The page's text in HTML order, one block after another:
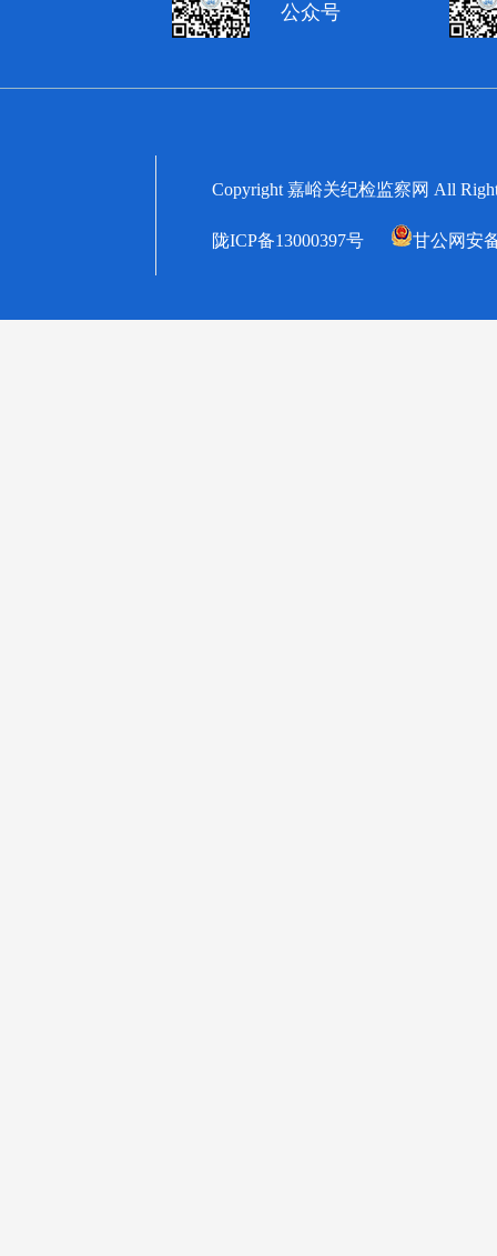
公众号
Copyright 嘉峪关纪检监察网 All
陇ICP备13000397号 甘公网安